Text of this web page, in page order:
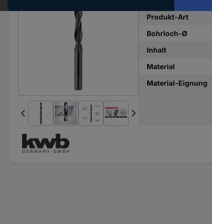
Produkt-Art
Bohrloch-Ø
Inhalt
Material
Material-Eignung